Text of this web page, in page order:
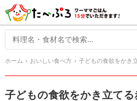
ホーム おいしい食べ方 子どもの食欲をかき
子どもの食欲をかき立て